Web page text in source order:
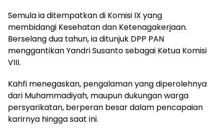
Semula ia ditempatkan di Komisi IX yang
membidangi Kesehatan dan Ketenagakerjaan.
Berselang dua tahun, ia ditunjuk DPP PAN
menggantikan Yandri Susanto sebagai Ketua Komisi
VIII.
Kahfi menegaskan, pengalaman yang diperolehnya
dari Muhammadiyah, maupun dukungan warga
persyarikatan, berperan besar dalam pencapaian
karirnya hingga saat ini.